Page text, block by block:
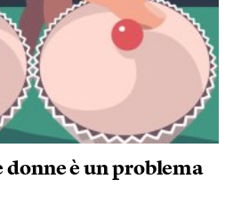
è un problema